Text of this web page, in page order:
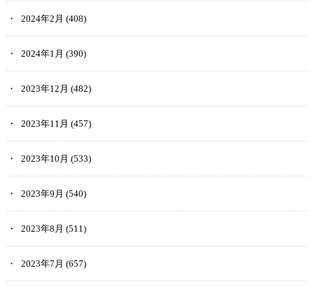
2024年2月 (408)
2024年1月 (390)
2023年12月 (482)
2023年11月 (457)
2023年10月 (533)
2023年9月 (540)
2023年8月 (511)
2023年7月 (657)